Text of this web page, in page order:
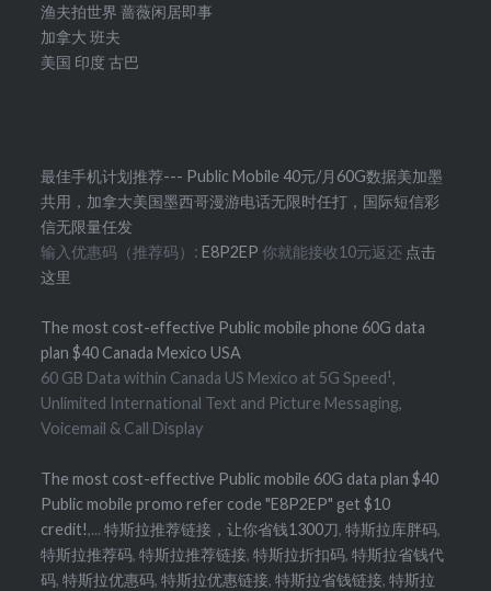
渔夫拍世界蔷薇闲居即事
加拿大 班夫
美国 印度 古巴
最佳手机计划推荐--- Public Mobile 40元/月60G数据美加墨
共用，加拿大美国墨西哥漫游电话无限时任打，国际短信彩
信无限量任发
输入优惠码（推荐码）:E8P2EP你就能接收10元返还 点击
这里
The most cost-effective Public mobile phone 60G data
plan $40 Canada Mexico USA
60 GB Data within Canada US Mexico at 5G Speed¹,
Unlimited International Text and Picture Messaging,
Voicemail & Call Display
The most cost-effective Public mobile 60G data plan $40
Public mobile promo refer code "E8P2EP" get $10
credit!,...特斯拉推荐链接，让你省钱1300刀,特斯拉库胖码,
特斯拉推荐码,特斯拉推荐链接,特斯拉折扣码,特斯拉省钱代
码,特斯拉优惠码,特斯拉优惠链接, 特斯拉省钱链接,特斯拉